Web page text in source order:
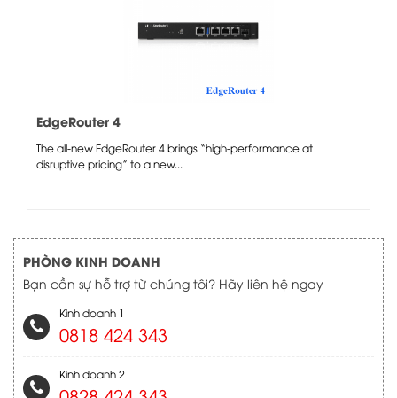
EdgeRouter 4
The all-new EdgeRouter 4 brings “high-performance at
disruptive pricing” to a new...
PHÒNG KINH DOANH
Bạn cần sự hỗ trợ từ chúng tôi? Hãy liên hệ ngay
Kinh doanh 1
0818 424 343
Kinh doanh 2